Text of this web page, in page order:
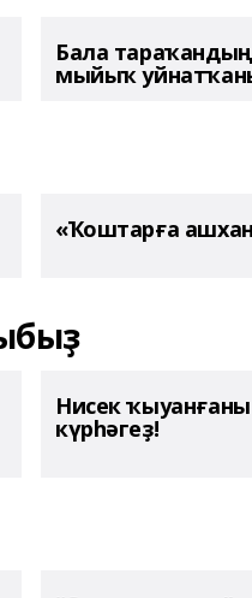
Бала тараҡандың
мыйыҡ
«Ҡоштарға
Нисек
күрһәгеҙ!